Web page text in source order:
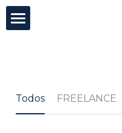
Todos FREELANCE